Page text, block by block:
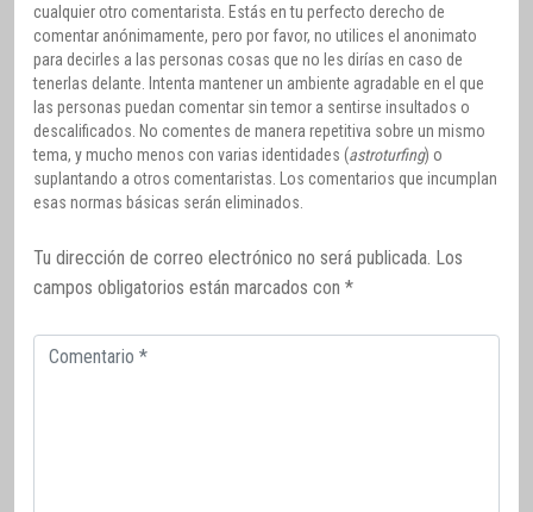
cualquier otro comentarista. Estás en tu perfecto derecho de
comentar anónimamente, pero por favor, no utilices el anonimato
para decirles a las personas cosas que no les dirías en caso de
tenerlas delante. Intenta mantener un ambiente agradable en el que
las personas puedan comentar sin temor a sentirse insultados o
descalificados. No comentes de manera repetitiva sobre un mismo
tema, y mucho menos con varias identidades (astroturfing) o
suplantando a otros comentaristas. Los comentarios que incumplan
esas normas básicas serán eliminados.
Tu dirección de correo electrónico no será publicada. Los
campos obligatorios están marcados con *
Comentario